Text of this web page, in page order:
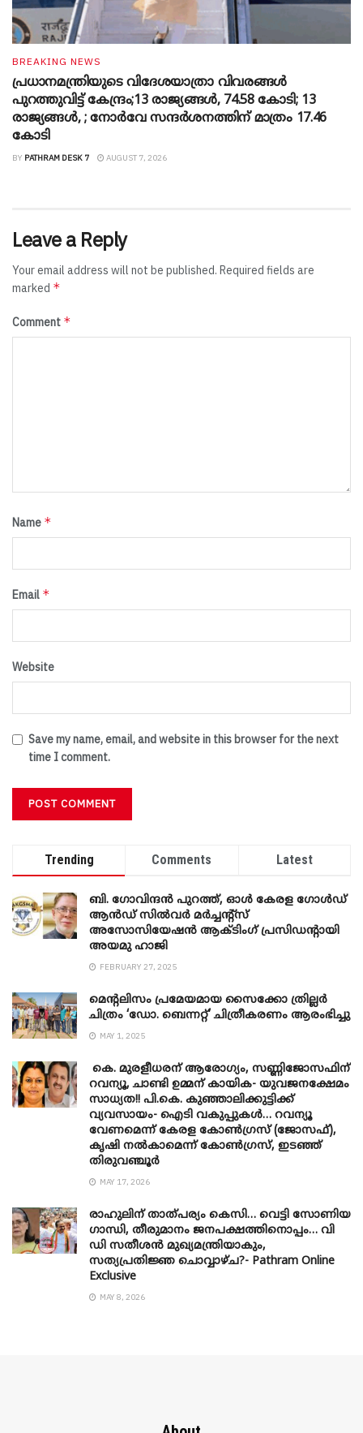
BREAKING NEWS
പ്രധാനമന്ത്രിയുടെ വിദേശയാത്രാ വിവരങ്ങൾ
പുറത്തുവിട്ട് കേന്ദ്രം;13 രാജ്യങ്ങൾ, 74.58 കോടി; 13
രാജ്യങ്ങൾ, ; നോർവേ സന്ദർശനത്തിന് മാത്രം 17.46
കോടി
BY PATHRAM DESK 7 AUGUST 7, 2026
Leave a Reply
Your email address will not be published. Required fields are
marked *
Comment *
Name *
Email *
Website
Save my name, email, and website in this browser for the next
time I comment.
Trending Comments Latest
ബി. ​ഗോവിന്ദൻ പുറത്ത്, ഓൾ കേരള ഗോൾഡ്
ആൻഡ് സിൽവർ മർച്ചന്റ്സ്
അസോസിയേഷൻ ആക്ടിംഗ് പ്രസിഡന്റായി
അയമു ഹാജി
FEBRUARY 27, 2025
മെന്‍റലിസം പ്രമേയമായ സൈക്കോ ത്രില്ലർ
ചിത്രം ‘ഡോ. ബെന്നറ്റ്’ ചിത്രീകരണം ആരംഭിച്ചു
MAY 1, 2025
കെ. മുരളീധരന് ആരോഗ്യം, സണ്ണിജോസഫിന്
റവന്യൂ, ചാണ്ടി ഉമ്മന് കായിക- യുവജനക്ഷേമം
സാധ്യത!! പി.കെ. കുഞ്ഞാലിക്കുട്ടിക്ക്
വ്യവസായം- ഐടി വകുപ്പുകൾ… റവന്യൂ
വേണമെന്ന് കേരള കോൺഗ്രസ് (ജോസഫ്),
കൃഷി നൽകാമെന്ന് കോൺഗ്രസ്, ഇടഞ്ഞ്
തിരുവഞ്ചൂർ
MAY 17, 2026
രാഹുലിന് താത്പര്യം കെസി… വെട്ടി സോണിയ
​ഗാന്ധി, തീരുമാനം ജനപക്ഷത്തിനൊപ്പം… വി
ഡി സതീശൻ മുഖ്യമന്ത്രിയാകും,
സത്യപ്രതിജ്ഞ ചൊവ്വാഴ്ച?- Pathram Online
Exclusive
MAY 8, 2026